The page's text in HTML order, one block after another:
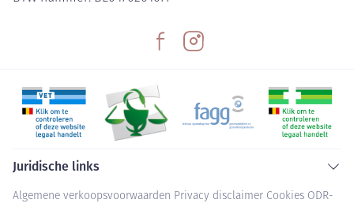
Juridische links
Algemene verkoopsvoorwaarden Privacy disclaimer Cookies ODR-